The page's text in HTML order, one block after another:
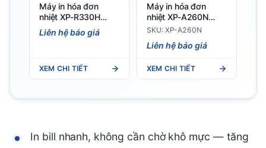
Máy in hóa đơn
nhiệt XP-R330H
chính hãng
Liên hệ báo giá
XEM CHI TIẾT
Máy in hóa đơn
nhiệt XP-A260N
chính hãng
SKU: XP-A260N
Liên hệ báo giá
XEM CHI TIẾT
In bill nhanh, không cần chờ khô mực — tăng